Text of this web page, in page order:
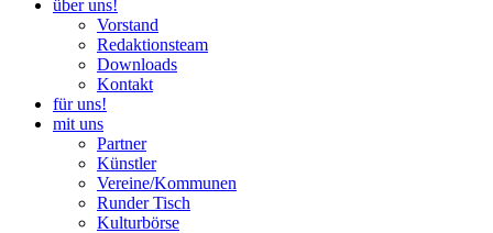
über uns!
Vorstand
Redaktionsteam
Downloads
Kontakt
für uns!
mit uns
Partner
Künstler
Vereine/Kommunen
Runder Tisch
Kulturbörse